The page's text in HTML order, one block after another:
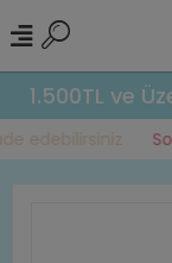
1.500TL ve
edebilirsiniz